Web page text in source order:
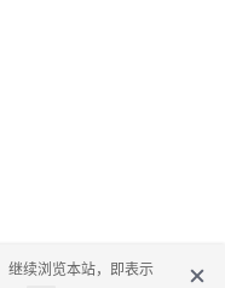
继续浏览本站，即表示